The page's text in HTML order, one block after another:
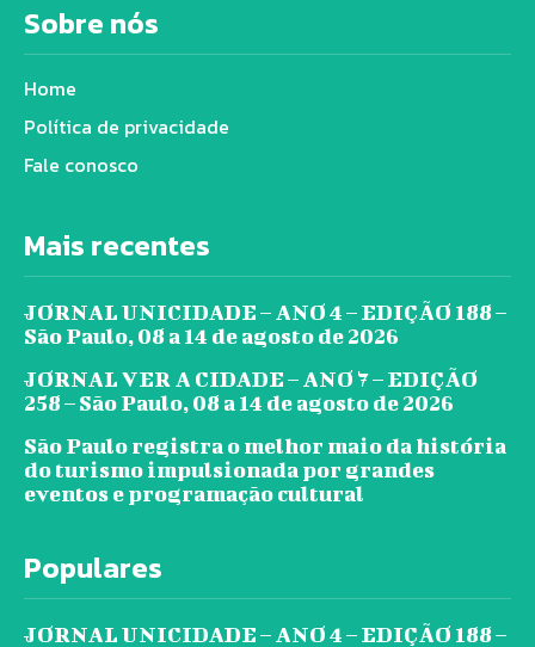
Sobre nós
Home
Política de privacidade
Fale conosco
Mais recentes
JORNAL UNICIDADE – ANO 4 – EDIÇÃO 188 –
São Paulo, 08 a 14 de agosto de 2026
JORNAL VER A CIDADE – ANO 7 – EDIÇÃO
258 – São Paulo, 08 a 14 de agosto de 2026
São Paulo registra o melhor maio da história
do turismo impulsionada por grandes
eventos e programação cultural
Populares
JORNAL UNICIDADE – ANO 4 – EDIÇÃO 188 –